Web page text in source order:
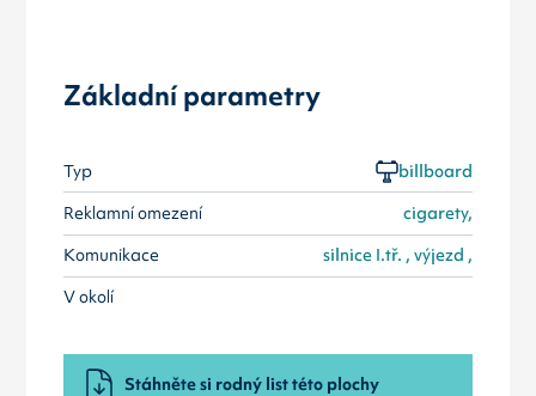
Základní parametry
Typ
billboard
Reklamní omezení
cigarety,
Komunikace
silnice I.tř. , výjezd ,
V okolí
Stáhněte si rodný list této plochy